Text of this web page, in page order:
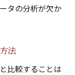
タの分析が欠か
法
比較することは